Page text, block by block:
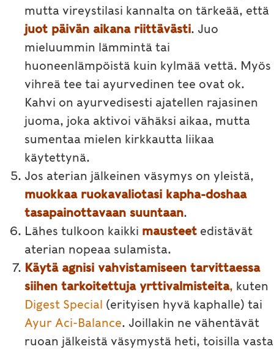
mutta vireystilasi kannalta on tärkeää, että
juot päivän aikana riittävästi. Juo
mieluummin lämmintä tai
huoneenlämpöistä kuin kylmää vettä. Myös
vihreä tee tai ayurvedinen tee ovat ok.
Kahvi on ayurvedisesti ajatellen rajasinen
juoma, joka aktivoi vähäksi aikaa, mutta
sumentaa mielen kirkkautta liikaa
käytettynä.
Jos aterian jälkeinen väsymys on yleistä,
muokkaa ruokavaliotasi kapha-doshaa
tasapainottavaan suuntaan.
Lähes tulkoon kaikki mausteet edistävät
aterian nopeaa sulamista.
Käytä agnisi vahvistamiseen tarvittaessa
siihen tarkoitettuja yrttivalmisteita, kuten
Digest Special (erityisen hyvä kaphalle) tai
Ayur Aci-Balance. Joillakin ne vähentävät
ruoan jälkeistä väsymystä heti, toisilla vasta